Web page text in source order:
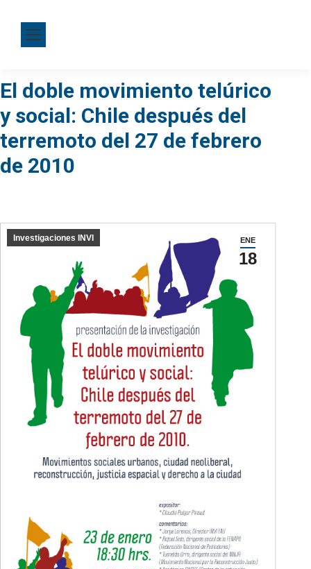
El doble movimiento telúrico
y social: Chile después del
terremoto del 27 de febrero
de 2010
ENE
18
Investigaciones INVI